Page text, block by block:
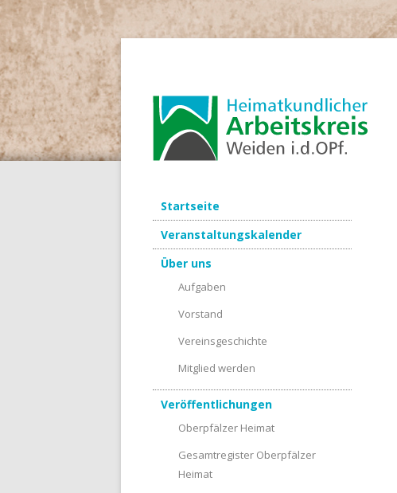
Startseite
Veranstaltungskalender
Über uns
Aufgaben
Vorstand
Vereinsgeschichte
Mitglied werden
Veröffentlichungen
Oberpfälzer Heimat
Gesamtregister Oberpfälzer
Heimat